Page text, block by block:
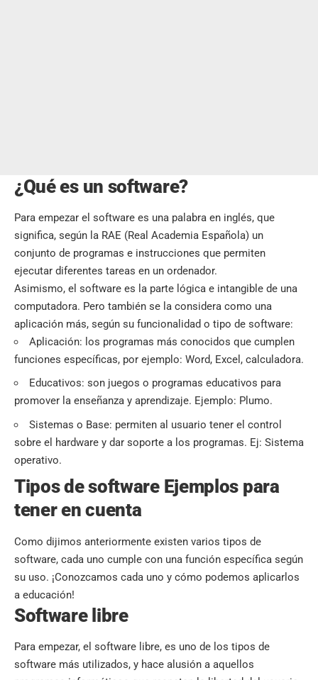
¿Qué es un software?
Para empezar el software es una palabra en inglés, que
significa, según la RAE (Real Academia Española) un
conjunto de programas e instrucciones que permiten
ejecutar diferentes tareas en un ordenador.
Asimismo, el software es la parte lógica e intangible de una
computadora. Pero también se la considera como una
aplicación más, según su funcionalidad o tipo de software:
Aplicación: los programas más conocidos que cumplen
funciones específicas, por ejemplo: Word, Excel, calculadora.
Educativos: son juegos o programas educativos para
promover la enseñanza y aprendizaje. Ejemplo: Plumo.
Sistemas o Base: permiten al usuario tener el control
sobre el hardware y dar soporte a los programas. Ej: Sistema
operativo.
Tipos de software Ejemplos para
tener en cuenta
Como dijimos anteriormente existen varios tipos de
software, cada uno cumple con una función específica según
su uso. ¡Conozcamos cada uno y cómo podemos aplicarlos
a educación!
Software libre
Para empezar, el software libre, es uno de los tipos de
software más utilizados, y hace alusión a aquellos